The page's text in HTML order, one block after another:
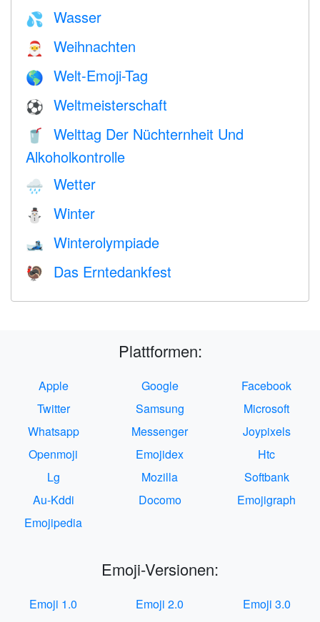
💦 Wasser
🎅 Weihnachten
🌎 Welt-Emoji-Tag
⚽ Weltmeisterschaft
🥤
Welttag Der Nüchternheit Und
Alkoholkontrolle
🌧 Wetter
⛄ Winter
🎿 Winterolympiade
🦃 Das Erntedankfest
Plattformen:
Apple Google
Facebook
Twitter
Samsung
Microsoft
Whatsapp
Messenger
Joypixels
Openmoji
Emojidex
Htc
Lg
Mozilla
Softbank
Au-Kddi
Docomo
Emojigraph
Emojipedia
Emoji-Versionen:
Emoji 1.0 Emoji 2.0
Emoji 3.0